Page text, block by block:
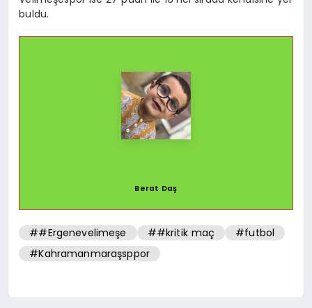
buldu.
Berat Daş
##Ergenevelimeşe ##kritik maç
#futbol
#Kahramanmaraşsppor